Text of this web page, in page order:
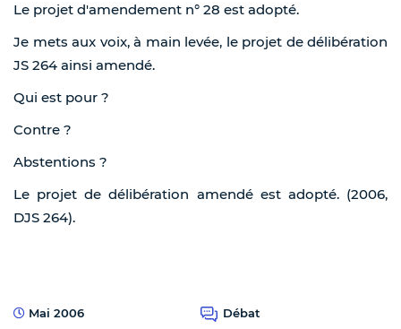
Le projet d'amendement n° 28 est adopté.
Je mets aux voix, à main levée, le projet de délibération
JS 264 ainsi amendé.
Qui est pour ?
Contre ?
Abstentions ?
Le projet de délibération amendé est adopté. (2006,
DJS 264).
Mai 2006
Débat